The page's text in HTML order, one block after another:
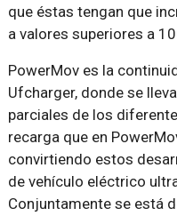
que éstas tengan que
a valores superiores a
PowerMov es la
Ufcharger, donde se
parciales de los
recarga que en
convirtiendo estos
de vehículo eléctrico
Conjuntamente se está